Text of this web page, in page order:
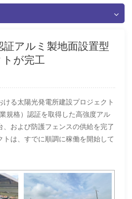
証アルミ製地面設置型
が完工
ける太陽光発電所建設プロジェクト
規格）認証を取得した高強度アル
、および防護フェンスの供給を完了
トは、すでに順調に稼働を開始して